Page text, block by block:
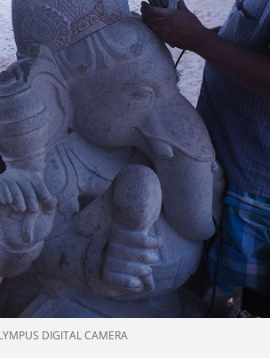
DIGITAL CAMERA